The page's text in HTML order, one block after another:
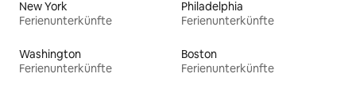
New York
Ferienunterkünfte
Philadelphia
Ferienunterkünfte
Washington
Ferienunterkünfte
Boston
Ferienunterkünfte